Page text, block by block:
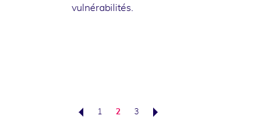
vulnérabilités.
Précédent
1 2 3